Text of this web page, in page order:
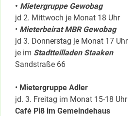
• Mietergruppe Gewobag
jd 2. Mittwoch je Monat 18 Uhr
• Mieterbeirat MBR Gewobag
jd 3. Donnerstag je Monat 17 Uhr
je im Stadtteilladen Staaken
Sandstraße 66
• Mietergruppe Adler
jd. 3. Freitag im Monat 15-18 Uhr
Café Pi8 im Gemeindehaus